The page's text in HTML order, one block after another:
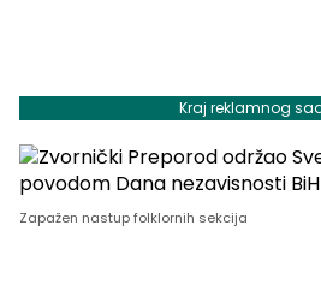
Kraj reklamnog
Zapažen nastup folklornih sekcija